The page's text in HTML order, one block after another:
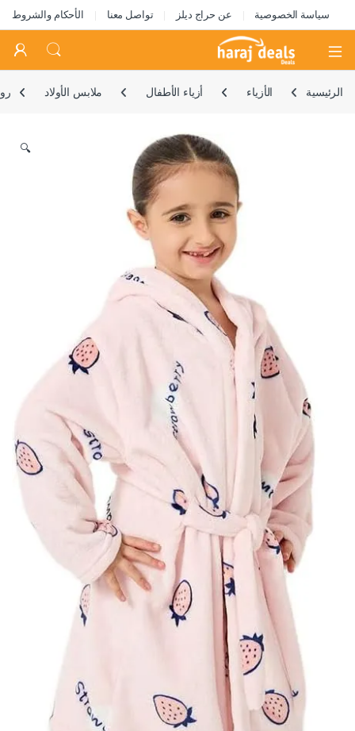
سياسة الخصوصية عن حراج ديلز تواصل معنا الأحكام والشروط
Open
الرئيسية الأزياء أزياء الأطفال ملابس الأولاد
🔍